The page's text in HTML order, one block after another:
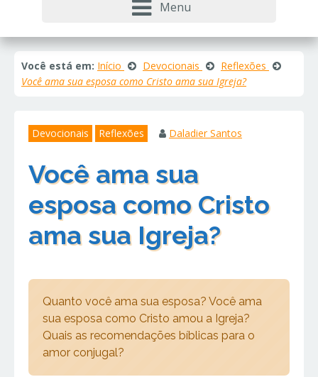
Menu
Você está em: Início Devocionais
Reflexões
Você ama sua esposa como Cristo ama sua Igreja?
Devocionais Reflexões Daladier Santos
Você ama sua
esposa como Cristo
ama sua Igreja?
Quanto você ama sua esposa? Você ama
sua esposa como Cristo amou a Igreja?
Quais as recomendações bíblicas para o
amor conjugal?